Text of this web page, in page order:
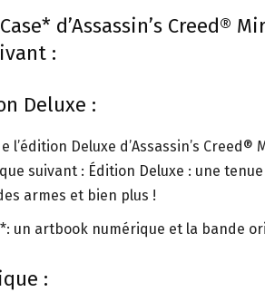
d’Assassin’s
:
Deluxe :
l’édition Deluxe d’Assassin’s
suivant : Édition Deluxe : une
armes et bien plus !
un artbook numérique et la bande
: